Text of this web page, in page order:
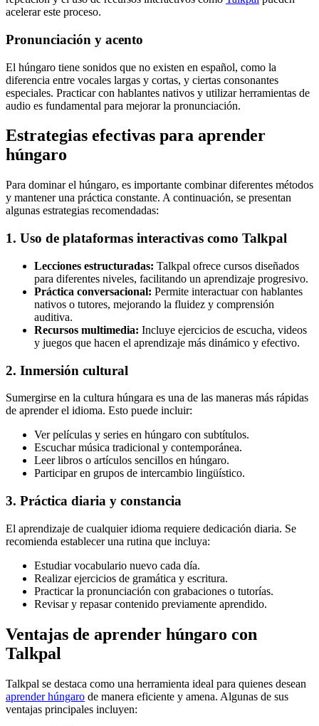
acelerar este proceso.
Pronunciación y acento
El húngaro tiene sonidos que no existen en español, como la
diferencia entre vocales largas y cortas, y ciertas consonantes
especiales. Practicar con hablantes nativos y utilizar herramientas de
audio es fundamental para mejorar la pronunciación.
Estrategias efectivas para aprender
húngaro
Para dominar el húngaro, es importante combinar diferentes métodos
y mantener una práctica constante. A continuación, se presentan
algunas estrategias recomendadas:
1. Uso de plataformas interactivas como Talkpal
Lecciones estructuradas: Talkpal ofrece cursos diseñados
para diferentes niveles, facilitando un aprendizaje progresivo.
Práctica conversacional: Permite interactuar con hablantes
nativos o tutores, mejorando la fluidez y comprensión
auditiva.
Recursos multimedia: Incluye ejercicios de escucha, videos
y juegos que hacen el aprendizaje más dinámico y efectivo.
2. Inmersión cultural
Sumergirse en la cultura húngara es una de las maneras más rápidas
de aprender el idioma. Esto puede incluir:
Ver películas y series en húngaro con subtítulos.
Escuchar música tradicional y contemporánea.
Leer libros o artículos sencillos en húngaro.
Participar en grupos de intercambio lingüístico.
3. Práctica diaria y constancia
El aprendizaje de cualquier idioma requiere dedicación diaria. Se
recomienda establecer una rutina que incluya:
Estudiar vocabulario nuevo cada día.
Realizar ejercicios de gramática y escritura.
Practicar la pronunciación con grabaciones o tutorías.
Revisar y repasar contenido previamente aprendido.
Ventajas de aprender húngaro con
Talkpal
Talkpal se destaca como una herramienta ideal para quienes desean
aprender húngaro de manera eficiente y amena. Algunas de sus
ventajas principales incluyen: